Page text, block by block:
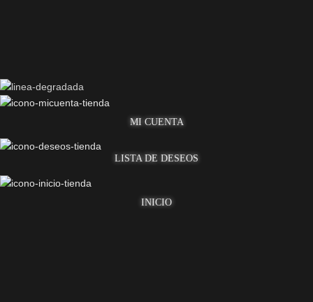
MI CUENTA
LISTA DE DESEOS
INICIO